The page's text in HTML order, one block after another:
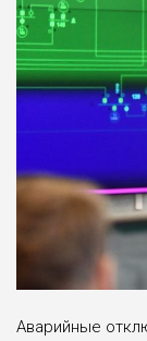
Аварийные